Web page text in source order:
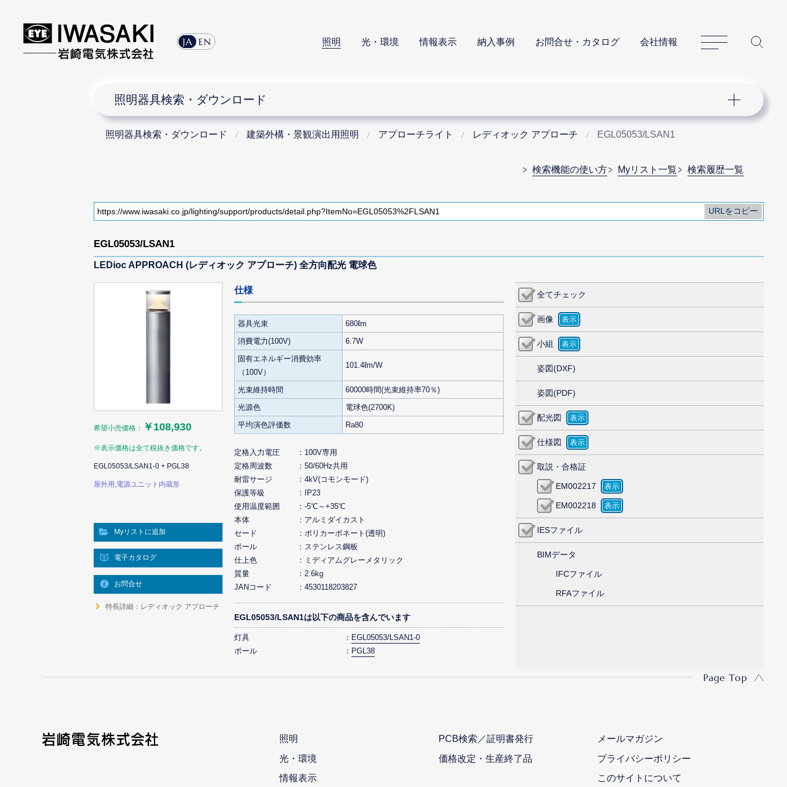
JA EN 照明 光・環境 情報表示 納入事例 お問合せ・カタログ 会社情報
サイトマップ
照明器具検索・ダウンロード
照明器具検索・ダウンロード 建築外構・景観演出用照明 アプローチライト レディオック アプローチ EGL05053/LSAN1
検索機能の使い方 Myリスト一覧 検索履歴一覧
EGL05053/LSAN1
LEDioc APPROACH (レディオック アプローチ) 全方向配光 電球色
希望小売価格： ￥108,930
※表示価格は全て税抜き価格です。
EGL05053/LSAN1-0 + PGL38
屋外用,電源ユニット内蔵形
Myリストに追加
電子カタログ
お問合せ
特長詳細：レディオック アプローチ
全てチェック
画像
小組
姿図(DXF)
姿図(PDF)
配光図
仕様図
取説・合格証
EM002217
EM002218
IESファイル
BIMデータ
IFCファイル
RFAファイル
仕様
器具光束
680ℓm
消費電力(100V)
6.7W
固有エネルギー消費効率
（100V）
101.4ℓm/W
光束維持時間
60000時間(光束維持率70％)
光源色
電球色(2700K)
平均演色評価数
Ra80
定格入力電圧
100V専用
定格周波数
50/60Hz共用
耐雷サージ
4kV(コモンモード)
保護等級
IP23
使用温度範囲
-5℃～+35℃
本体
アルミダイカスト
セード
ポリカーボネート(透明)
ポール
ステンレス鋼板
仕上色
ミディアムグレーメタリック
質量
2.6kg
JANコード
4530118203827
EGL05053/LSAN1は以下の商品を含んでいます
灯具
EGL05053/LSAN1-0
ポール
PGL38
Page Top
照明
光・環境
情報表示
PCB検索／証明書発行
価格改定・生産終了品
メールマガジン
プライバシーポリシー
このサイトについて